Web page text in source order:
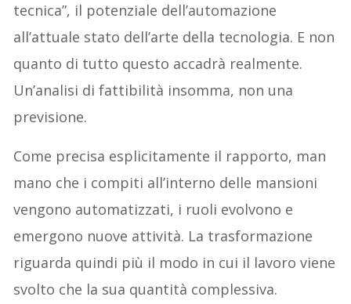
tecnica”, il potenziale dell’automazione
all’attuale stato dell’arte della tecnologia. E non
quanto di tutto questo accadrà realmente.
Un’analisi di fattibilità insomma, non una
previsione.
Come precisa esplicitamente il rapporto, man
mano che i compiti all’interno delle mansioni
vengono automatizzati, i ruoli evolvono e
emergono nuove attività. La trasformazione
riguarda quindi più il modo in cui il lavoro viene
svolto che la sua quantità complessiva.